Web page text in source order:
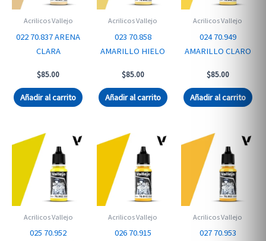
Acrilicos Vallejo
022 70.837 ARENA
CLARA
$85.00
Añadir al carrito
Acrilicos Vallejo
023 70.858
AMARILLO HIELO
$85.00
Añadir al carrito
Acrilicos Vallejo
024 70.949
AMARILLO CLARO
$85.00
Añadir al carrito
Acrilicos Vallejo
025 70.952
Acrilicos Vallejo
026 70.915
Acrilicos Vallejo
027 70.953